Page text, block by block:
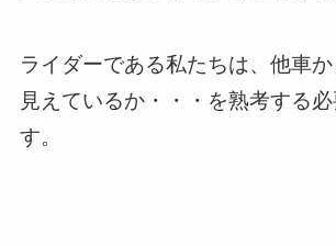
ライダーである私たちは、他車
見えているか・・・を熟考する
す。